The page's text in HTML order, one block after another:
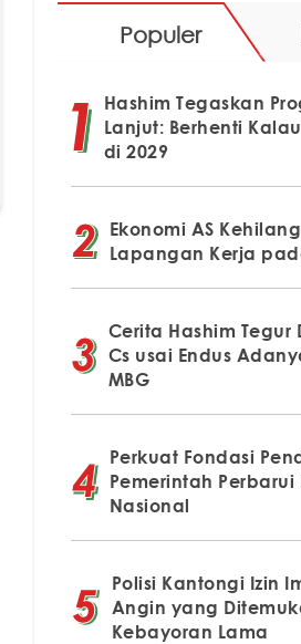
Populer
Hashim Tegaskan
Lanjut: Berhenti
di 2029
Ekonomi AS
Lapangan Kerja
Cerita Hashim
Cs usai Endus
MBG
Perkuat Fondasi
Pemerintah
Nasional
Polisi Kantongi Izin
Angin yang
Kebayoran Lama